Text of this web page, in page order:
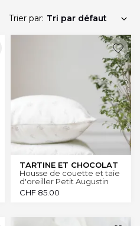
Trier par:
TARTINE ET CHOCOLAT
Housse de couette et taie
d'oreiller Petit Augustin
CHF 85.00